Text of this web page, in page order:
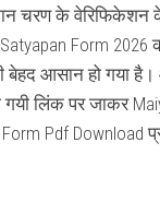
चरण के वेरिफिकेशन
Form 2026
बेहद आसान हो गया
गयी लिंक पर जाकर
Form Pdf Download